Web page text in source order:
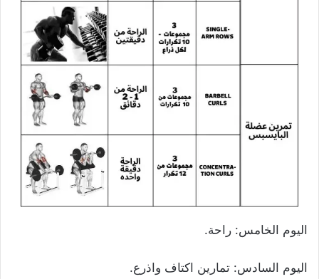
اليوم الخامس: راحة.
اليوم السادس: تمارين اكتاف واذرع.